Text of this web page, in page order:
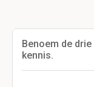
Benoem de
kennis.